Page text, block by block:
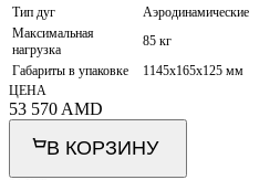
Тип дуг
Аэродинамические
Максимальная
нагрузка
85 кг
Габариты в упаковке
1145x165x125 мм
ЦЕНА
53 570 AMD
В КОРЗИНУ